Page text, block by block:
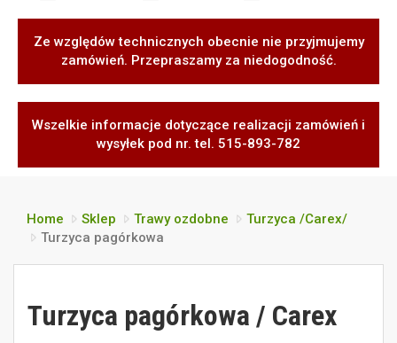
Ze względów technicznych obecnie nie przyjmujemy
zamówień. Przepraszamy za niedogodność.
Wszelkie informacje dotyczące realizacji zamówień i
wysyłek pod nr. tel. 515-893-782
Home Sklep Trawy ozdobne
Turzyca /Carex/
Turzyca pagórkowa
Turzyca pagórkowa / Carex